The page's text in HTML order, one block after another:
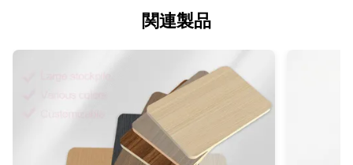
モダン
家具、壁のパネル、キャビネット
オフィスビル、リビングルーム、ダイニングルーム、ベッドル
関連製品